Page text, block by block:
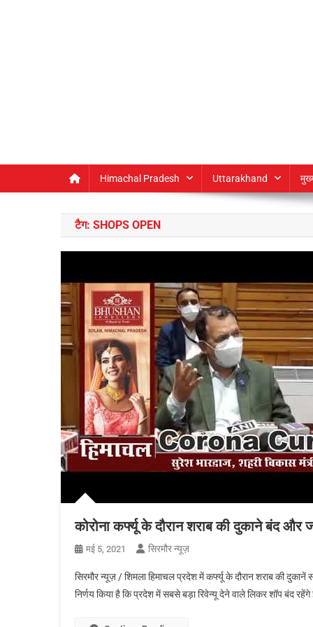
Himachal Pradesh Uttarakhand
टैग: SHOPS OPEN
कोरोना कर्फ्यू के दौरान शराब की दुकाने बंद और
मई 5, 2021 सिरमौर न्यूज़
सिरमौर न्यूज़ / शिमला हिमाचल प्रदेश में कर्फ्यू के दौरान शराब की
निर्णय किया है कि प्रदेश में सबसे बड़ा रिवेन्यू देने वाले लिकर शॉप बंद